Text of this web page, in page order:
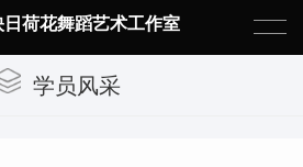
日荷花舞蹈艺术工作室
学员风采